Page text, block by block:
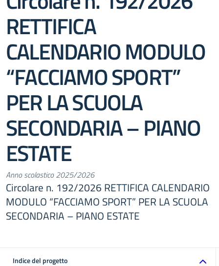
RETTIFICA
CALENDARIO MODULO
“FACCIAMO SPORT”
PER LA SCUOLA
SECONDARIA – PIANO
ESTATE
Anno scolastico 2025/2026
Circolare n. 192/2026 RETTIFICA CALENDARIO
MODULO “FACCIAMO SPORT” PER LA SCUOLA
SECONDARIA – PIANO ESTATE
Indice del progetto